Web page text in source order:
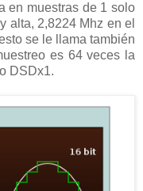
en muestras de 1 solo
alta, 2,8224 Mhz en el
se le llama también
es 64 veces la
DSDx1.